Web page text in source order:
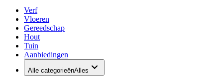
Verf
Vloeren
Gereedschap
Hout
Tuin
Aanbiedingen
Alle categorieënAlles